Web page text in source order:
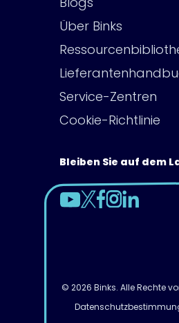
Über Binks
Service-Zentren
Cookie-Richtlinie
Bleiben Sie auf dem
© 2026 Binks. Alle Rechte